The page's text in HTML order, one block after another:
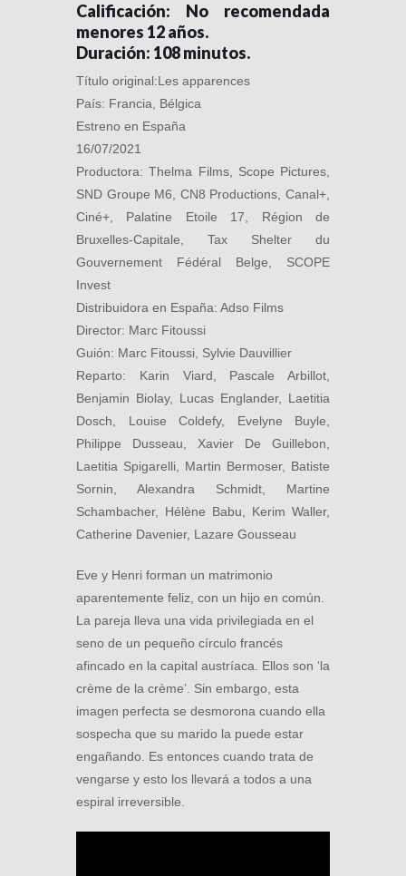
Calificación: No recomendada
menores 12 años.
Duración: 108 minutos.
Título original:Les apparences
País: Francia, Bélgica
Estreno en España
16/07/2021
Productora: Thelma Films, Scope Pictures,
SND Groupe M6, CN8 Productions, Canal+,
Ciné+, Palatine Etoile 17, Région de
Bruxelles-Capitale, Tax Shelter du
Gouvernement Fédéral Belge, SCOPE
Invest
Distribuidora en España: Adso Films
Director: Marc Fitoussi
Guión: Marc Fitoussi, Sylvie Dauvillier
Reparto: Karin Viard, Pascale Arbillot,
Benjamin Biolay, Lucas Englander, Laetitia
Dosch, Louise Coldefy, Evelyne Buyle,
Philippe Dusseau, Xavier De Guillebon,
Laetitia Spigarelli, Martin Bermoser, Batiste
Sornin, Alexandra Schmidt, Martine
Schambacher, Hélène Babu, Kerim Waller,
Catherine Davenier, Lazare Gousseau
Eve y Henri forman un matrimonio
aparentemente feliz, con un hijo en común.
La pareja lleva una vida privilegiada en el
seno de un pequeño círculo francés
afincado en la capital austríaca. Ellos son ‘la
crème de la crème’. Sin embargo, esta
imagen perfecta se desmorona cuando ella
sospecha que su marido la puede estar
engañando. Es entonces cuando trata de
vengarse y esto los llevará a todos a una
espiral irreversible.